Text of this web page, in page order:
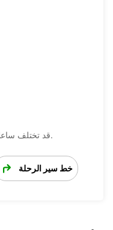
قد تختلف ساعات العمل هذه بسبب العطلات الرسمية.
خط سير الرحلة